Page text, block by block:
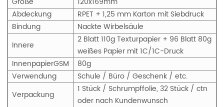
Abdeckung
RPET + 1,25 mm Karton mit Siebdruck
Bindung
Nackte Wirbelsäule
Innere
2 Blatt 110g Texturpapier + 96 Blatt 80g
weißes Papier mit 1C/1C-Druck
InnenpapierGSM
80g
Verwendung
Schule / Büro / Geschenk / etc.
Verpackung
1 Stück / Schrumpffolie, 32 Stück / ctn
oder nach Kundenwunsch